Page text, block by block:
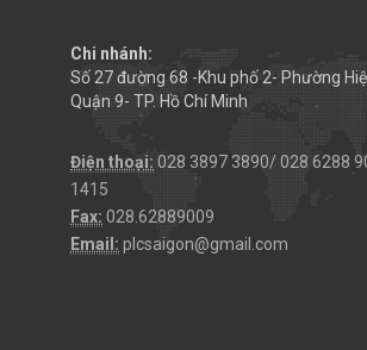
Chi nhánh:
Số 27 đường 68 -Khu phố 2- Phường
Quận 9- TP. Hồ Chí Minh
Điện thoại: 028 3897 3890/ 028 6288
1415
Fax: 028.62889009
Email: plcsaigon@gmail.com